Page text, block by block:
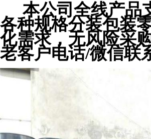
本公司全线产品
各种规格分装包装
化需求，无风险采
老客户电话/微信联